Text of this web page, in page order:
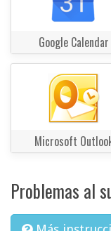
Google Calendar
Microsoft
Problemas al